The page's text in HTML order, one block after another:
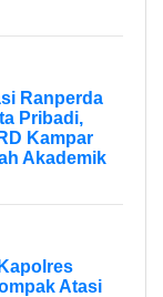
Ranperda
Pribadi,
Kampar
Akademik
Atasi